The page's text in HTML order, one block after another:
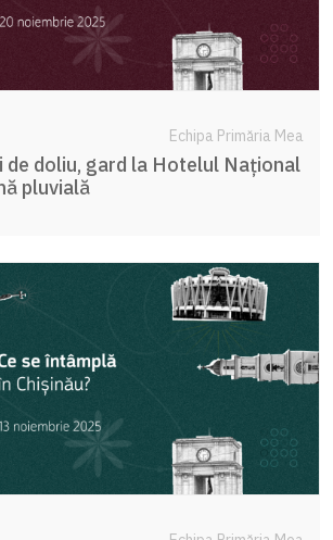
Echipa Primăria Mea
de doliu, gard la Hotelul Național
pluvială